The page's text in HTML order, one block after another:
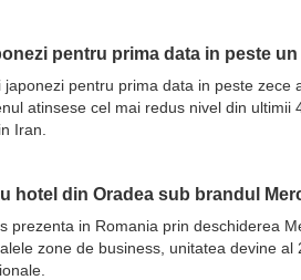
pentru prima data in peste
pentru prima data in peste
atinsese cel mai redus nivel din
Iran.
hotel din Oradea sub brandul
prezenta in Romania prin deschiderea
zone de business, unitatea devine